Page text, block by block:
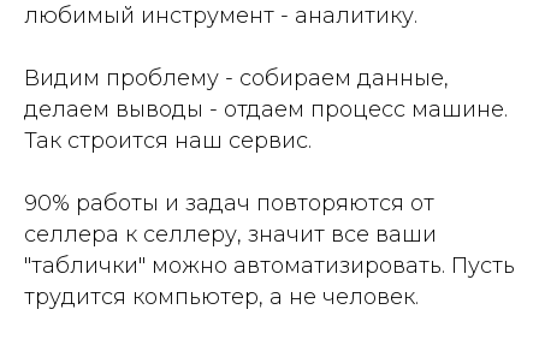
любимый инструмент - аналитику.
Видим проблему - собираем данные,
делаем выводы - отдаем процесс машине.
Так строится наш сервис.
90% работы и задач повторяются от
селлера к селлеру, значит все ваши
"таблички" можно автоматизировать. Пусть
трудится компьютер, а не человек.